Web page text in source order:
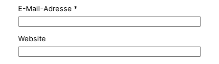
E-Mail-Adresse *
Website